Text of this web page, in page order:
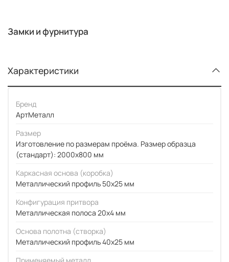
Замки и фурнитура
Характеристики
Бренд
АртМеталл
Размер
Изготовление по размерам проёма. Размер образца
(стандарт): 2000x800 мм
Каркасная основа (коробка)
Металлический профиль 50x25 мм
Конфигурация притвора
Металлическая полоса 20x4 мм
Основа полотна (створка)
Металлический профиль 40x25 мм